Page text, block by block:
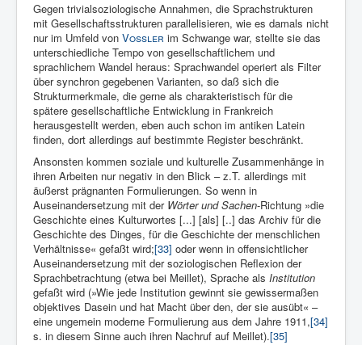
Gegen trivialsoziologische Annahmen, die Sprachstrukturen
mit Gesellschaftsstrukturen parallelisieren, wie es damals nicht
nur im Umfeld von Vossler im Schwange war, stellte sie das
unterschiedliche Tempo von gesellschaftlichem und
sprachlichem Wandel heraus: Sprachwandel operiert als Filter
über synchron gegebenen Varianten, so daß sich die
Strukturmerkmale, die gerne als charakteristisch für die
spätere gesellschaftliche Entwicklung in Frankreich
herausgestellt werden, eben auch schon im antiken Latein
finden, dort allerdings auf bestimmte Register beschränkt.
Ansonsten kommen soziale und kulturelle Zusammenhänge in
ihren Arbeiten nur negativ in den Blick – z.T. allerdings mit
äußerst prägnanten Formulierun­gen. So wenn in
Auseinandersetzung mit der Wörter und Sachen-Richtung »die
Geschichte eines Kulturwortes [...] [als] [..] das Archiv für die
Geschichte des Dinges, für die Ge­schichte der menschlichen
Verhältnisse« gefaßt wird;[33] oder wenn in of­fensichtlicher
Auseinandersetzung mit der soziologischen Reflexion der
Sprachbetrachtung (etwa bei Meillet), Sprache als Institution
gefaßt wird (»Wie jede Insti­tution gewinnt sie gewis­sermaßen
objektives Dasein und hat Macht über den, der sie ausübt« –
eine ungemein moderne Formulierung aus dem Jahre 1911,[34]
s. in diesem Sinne auch ihren Nachruf auf Meillet).[35]